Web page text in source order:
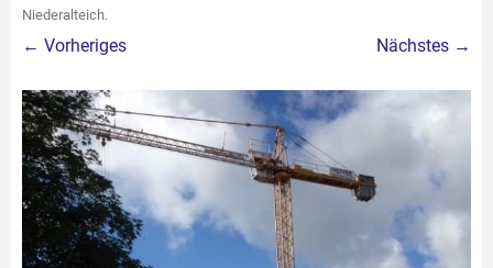
Niederalteich.
← Vorheriges Nächstes →